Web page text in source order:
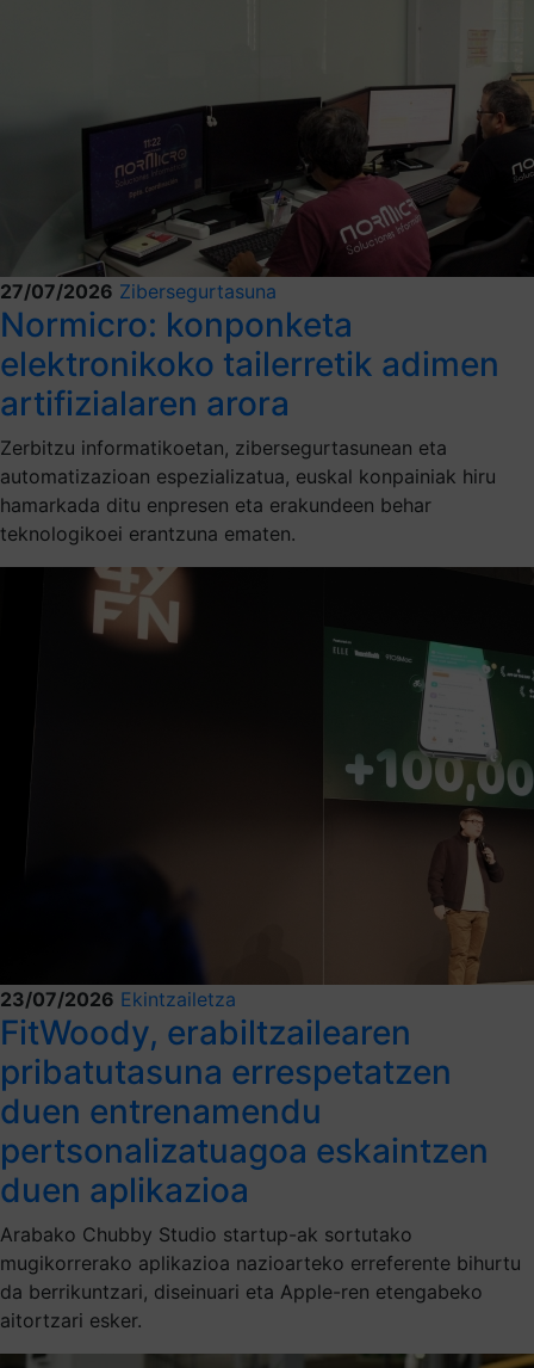
27/07/2026 Zibersegurtasuna
Normicro: konponketa
elektronikoko tailerretik adimen
artifizialaren arora
Zerbitzu informatikoetan, zibersegurtasunean eta
automatizazioan espezializatua, euskal konpainiak hiru
hamarkada ditu enpresen eta erakundeen behar
teknologikoei erantzuna ematen.
23/07/2026 Ekintzailetza
FitWoody, erabiltzailearen
pribatutasuna errespetatzen
duen entrenamendu
pertsonalizatuagoa eskaintzen
duen aplikazioa
Arabako Chubby Studio startup-ak sortutako
mugikorrerako aplikazioa nazioarteko erreferente bihurtu
da berrikuntzari, diseinuari eta Apple-ren etengabeko
aitortzari esker.